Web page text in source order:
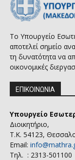
Το Υπουργείο
αποτελεί σημείο
τη δυνατότητα να
οικονομικές
ΕΠΙΚΟΙΝΩΝΙΑ
Υπουργείο
Διοικητήριο,
Τ.Κ. 54123,
Email:
Τηλ. : 2313-501100